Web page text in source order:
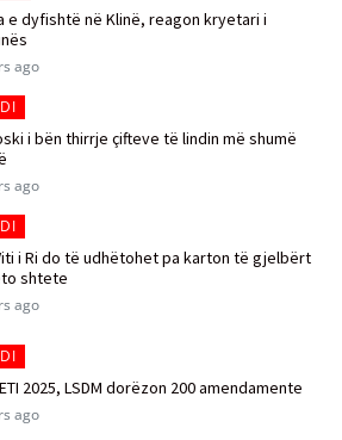
e dyfishtë në Klinë, reagon kryetari i
ago
i bën thirrje çifteve të lindin më shumë
ago
i Ri do të udhëtohet pa karton të gjelbërt
shtete
ago
2025, LSDM dorëzon 200 amendamente
ago